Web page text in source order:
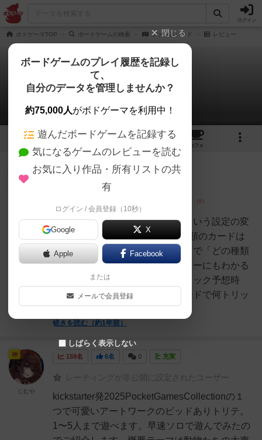
ログイン
ボドゲーマTOP ボードゲームの検索 ファームハンド レビュー
ファームハンド
2件のレビュー
3 2
カフェ
116名 充実
牧場の動物たちが大声を競う、という設定の変
形トリックテイキングゲーム7種類のカードは
各々枚数が異なっているが、背面で「どの種類
のカードがあるよ」と他プレイヤーにもわかる
ようになっており、それが（トリック予想時
の）ヒントになっている各ラウンドで何トリッ
ク取れるのかを予想し、当...
続きを読む（約1年前）
159名 6名 0 充実
レーティングが非公開に設定されたユーザー
kickstarter発2025PocketGamesCollectionの１
つで可愛いアートワークのビッドありトリテ。
1〜5人まで遊べます。早速ソロで遊んでみたの
神
じむや
閉じる
ボードゲームのプレイ履歴を記録し
て、
自分のデータを管理しませんか？
約75,000人がボドゲーマを利用中！
遊んだボードゲームを記録する
気になるゲームのレビューを読む
お気に入り作品・所有リストの共
有
ログイン / 会員登録（10秒）
Google X
Apple Facebook
または
メールで会員登録
しばらく表示しない